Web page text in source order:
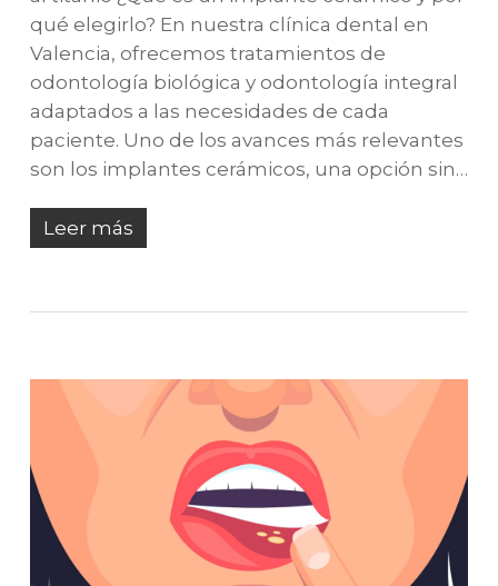
qué elegirlo? En nuestra clínica dental en
Valencia, ofrecemos tratamientos de
odontología biológica y odontología integral
adaptados a las necesidades de cada
paciente. Uno de los avances más relevantes
son los implantes cerámicos, una opción sin…
Leer más